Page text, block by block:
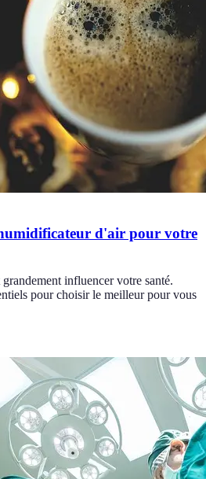
d'air pour votre
influencer votre santé.
pour choisir le meilleur pour vous